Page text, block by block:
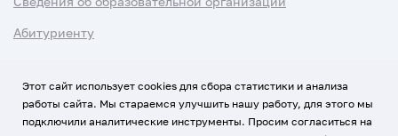
Абитуриенту
Этот сайт использует cookies для сбора статистики и анализа
работы сайта. Мы стараемся улучшить нашу работу, для этого мы
подключили аналитические инструменты. Просим согласиться на